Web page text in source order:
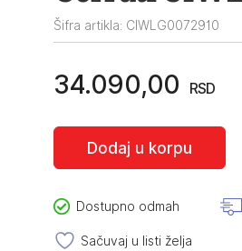
Šifra artikla: CIWLG0072910
34.090,00 RSD
Dodaj u korpu
Dostupno odmah
Sačuvaj u listi želja